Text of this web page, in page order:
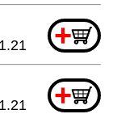
+
1.21
+
1.21